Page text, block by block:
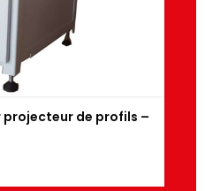
de profils –